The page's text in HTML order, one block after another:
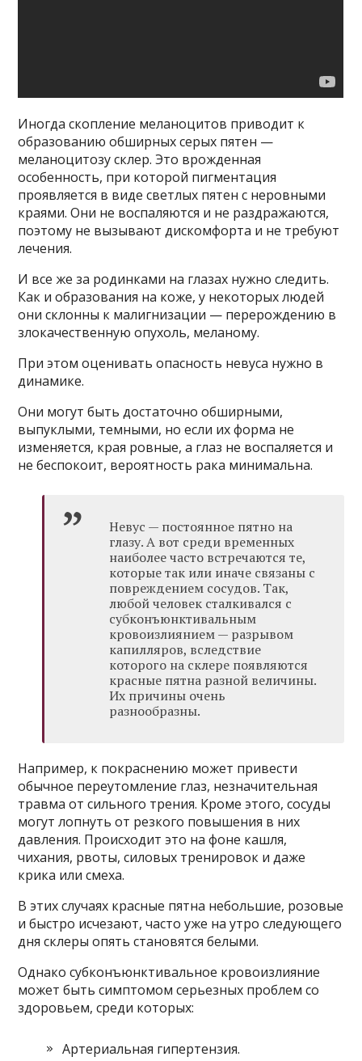
Иногда скопление меланоцитов приводит к
образованию обширных серых пятен —
меланоцитозу склер. Это врожденная
особенность, при которой пигментация
проявляется в виде светлых пятен с неровными
краями. Они не воспаляются и не раздражаются,
поэтому не вызывают дискомфорта и не требуют
лечения.
И все же за родинками на глазах нужно следить.
Как и образования на коже, у некоторых людей
они склонны к малигнизации — перерождению в
злокачественную опухоль, меланому.
При этом оценивать опасность невуса нужно в
динамике.
Они могут быть достаточно обширными,
выпуклыми, темными, но если их форма не
изменяется, края ровные, а глаз не воспаляется и
не беспокоит, вероятность рака минимальна.
Невус — постоянное пятно на
глазу. А вот среди временных
наиболее часто встречаются те,
которые так или иначе связаны с
повреждением сосудов. Так,
любой человек сталкивался с
субконъюнктивальным
кровоизлиянием — разрывом
капилляров, вследствие
которого на склере появляются
красные пятна разной величины.
Их причины очень
разнообразны.
Например, к покраснению может привести
обычное переутомление глаз, незначительная
травма от сильного трения. Кроме этого, сосуды
могут лопнуть от резкого повышения в них
давления. Происходит это на фоне кашля,
чихания, рвоты, силовых тренировок и даже
крика или смеха.
В этих случаях красные пятна небольшие, розовые
и быстро исчезают, часто уже на утро следующего
дня склеры опять становятся белыми.
Однако субконъюнктивальное кровоизлияние
может быть симптомом серьезных проблем со
здоровьем, среди которых:
Артериальная гипертензия.